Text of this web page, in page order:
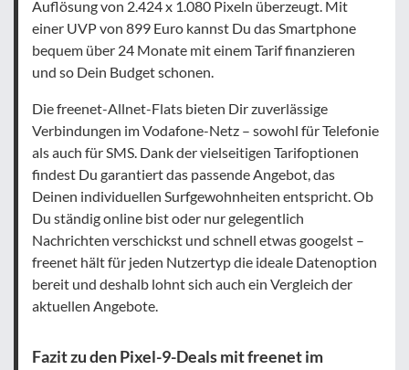
Auflösung von 2.424 x 1.080 Pixeln überzeugt. Mit
einer UVP von 899 Euro kannst Du das Smartphone
bequem über 24 Monate mit einem Tarif finanzieren
und so Dein Budget schonen.
Die freenet-Allnet-Flats bieten Dir zuverlässige
Verbindungen im Vodafone-Netz – sowohl für Telefonie
als auch für SMS. Dank der vielseitigen Tarifoptionen
findest Du garantiert das passende Angebot, das
Deinen individuellen Surfgewohnheiten entspricht. Ob
Du ständig online bist oder nur gelegentlich
Nachrichten verschickst und schnell etwas googelst –
freenet hält für jeden Nutzertyp die ideale Datenoption
bereit und deshalb lohnt sich auch ein Vergleich der
aktuellen Angebote.
Fazit zu den Pixel-9-Deals mit freenet im